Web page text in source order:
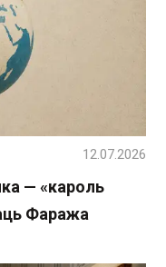
— «кароль
Фаража
12.07.2026